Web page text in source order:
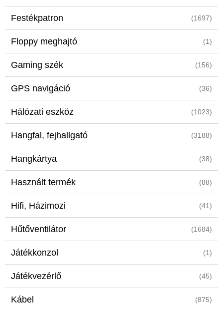
Festékpatron (1697)
Floppy meghajtó (1)
Gaming szék (156)
GPS navigáció (36)
Hálózati eszköz (1023)
Hangfal, fejhallgató (3188)
Hangkártya (38)
Használt termék (88)
Hifi, Házimozi (41)
Hűtőventilátor (1684)
Játékkonzol (1)
Játékvezérlő (45)
Kábel (875)